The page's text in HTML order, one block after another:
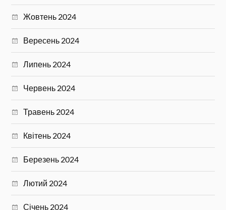
Жовтень 2024
Вересень 2024
Липень 2024
Червень 2024
Травень 2024
Квітень 2024
Березень 2024
Лютий 2024
Січень 2024